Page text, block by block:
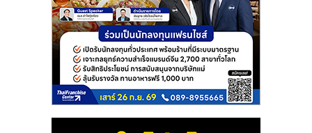
ไชส์
ขาย
หน้า